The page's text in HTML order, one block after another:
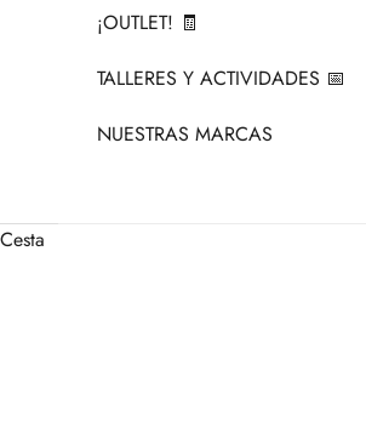
¡OUTLET! 🧾
TALLERES Y ACTIVIDADES 📅
NUESTRAS MARCAS
Cesta